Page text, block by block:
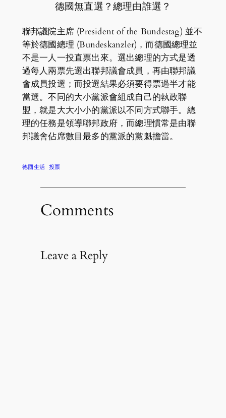
德國無直選？總理由誰選？
聯邦議院主席 (President of the Bundestag) 並不
等於德國總理 (Bundeskanzler)，而德國總理並
不是一人一投直票出來。選出總理的方式是透
過每人兩票先選出聯邦議會成員，再由聯邦議
會成員投選；而投選結果必須要得票過半才能
當選。不同的大小黨派會組成自己的執政聯
盟，就是大大小小的黨派以不同方式聯手。總
理的任務是領導聯邦政府，而總理慣常是由聯
邦議會佔席數目最多的黨派的黨魁擔當。
德國生活 投票
Comments
Leave a Reply